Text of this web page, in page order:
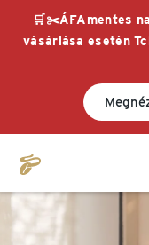
🛒✂️ÁFAmentes
vásárlása esetén